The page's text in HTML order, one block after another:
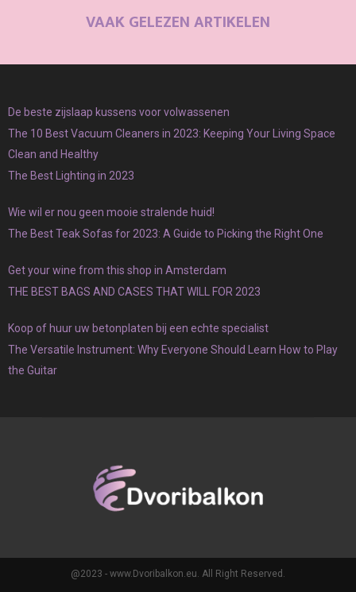
VAAK GELEZEN ARTIKELEN
De beste zijslaap kussens voor volwassenen
The 10 Best Vacuum Cleaners in 2023: Keeping Your Living Space
Clean and Healthy
The Best Lighting in 2023
Wie wil er nou geen mooie stralende huid!
The Best Teak Sofas for 2023: A Guide to Picking the Right One
Get your wine from this shop in Amsterdam
THE BEST BAGS AND CASES THAT WILL FOR 2023
Koop of huur uw betonplaten bij een echte specialist
The Versatile Instrument: Why Everyone Should Learn How to Play
the Guitar
@2023 - www.Dvoribalkon.eu. All Right Reserved.